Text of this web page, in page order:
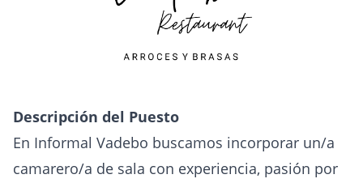
Descripción del Puesto
En Informal Vadebo buscamos incorporar un/a
camarero/a de sala con experiencia, pasión por